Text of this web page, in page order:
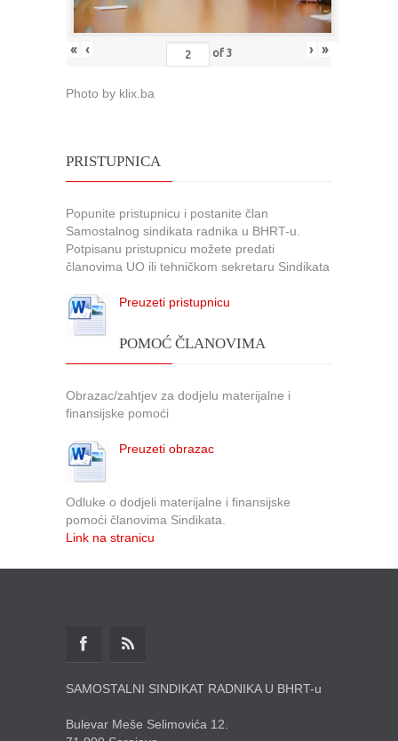
« ‹ of 3 › »
Photo by klix.ba
PRISTUPNICA
Popunite pristupnicu i postanite član
Samostalnog sindikata radnika u BHRT-u.
Potpisanu pristupnicu možete predati
članovima UO ili tehničkom sekretaru Sindikata
Preuzeti pristupnicu
POMOĆ ČLANOVIMA
Obrazac/zahtjev za dodjelu materijalne i
finansijske pomoći
Preuzeti obrazac
Odluke o dodjeli materijalne i finansijske
pomoći članovima Sindikata.
Link na stranicu
SAMOSTALNI SINDIKAT RADNIKA U BHRT-u
Bulevar Meše Selimovića 12.